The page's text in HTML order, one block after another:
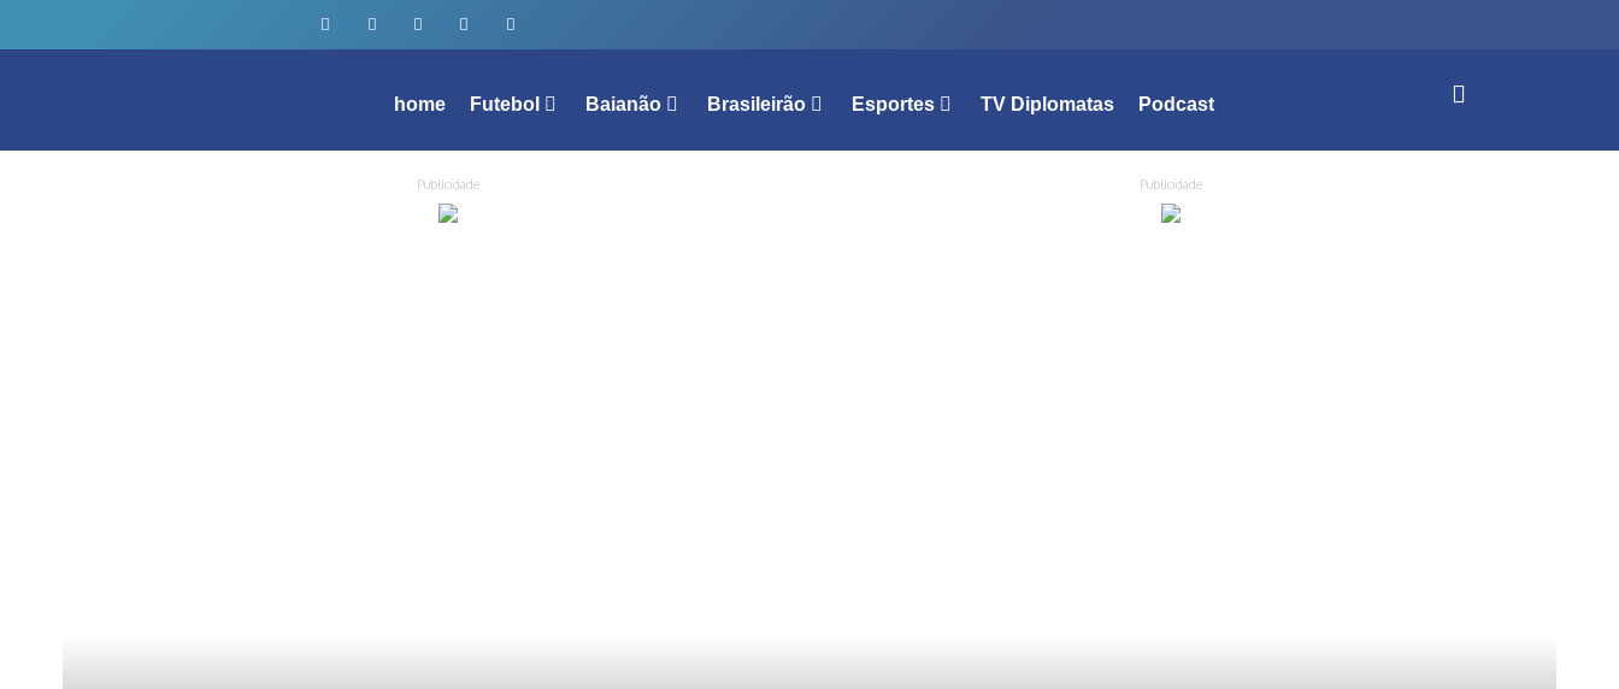
home Futebol Baianão Brasileirão Esportes TV Diplomatas Podcast
Publicidade Publicidade